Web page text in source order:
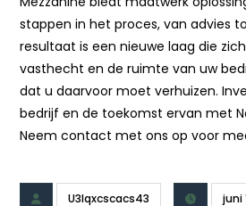
stappen in het proces, van advies
resultaat is een nieuwe laag die
vasthecht en de ruimte van uw
dat u daarvoor moet verhuizen.
bedrijf en de toekomst ervan met
Neem contact met ons op voor
U3lqxcscacs43 juni